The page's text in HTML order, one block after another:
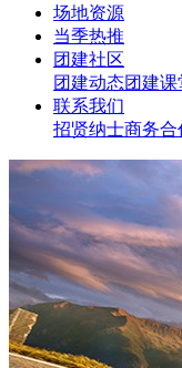
场地资源
当季热推
团建社区
团建动态团建课
联系我们
招贤纳士商务合